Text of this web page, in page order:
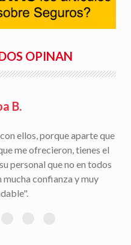
OPINAN
S.
siniestros, seguimiento
en la gestión con la
trámites".